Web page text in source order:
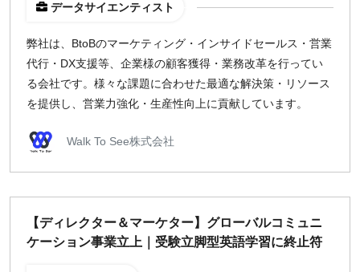
データサイエンティスト
弊社は、BtoBのマーケティング・インサイドセールス・営業
代行・DX​支援等、企業様の顧客獲得・業務改革を行ってい
る会社です。様々な課題に合わせた最適な解決策・リソース
を提供し、営業力強化・生産性向上に貢献​しています。
Walk To See株式会社
【ディレクター＆マーケター】グローバルコミュニ
ケーション事業立上｜受験立脚型英語学習に終止符